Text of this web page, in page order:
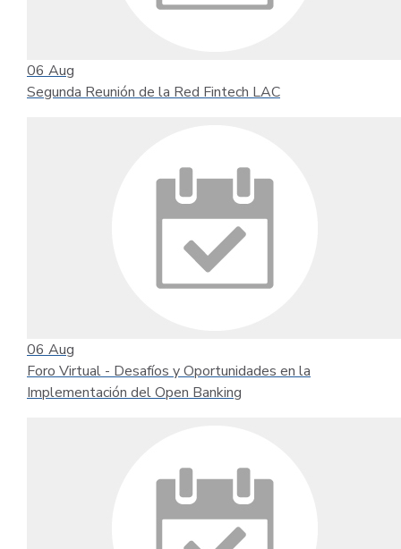
06 Aug
Segunda Reunión de la Red Fintech LAC
06 Aug
Foro Virtual - Desafíos y Oportunidades en la
Implementación del Open Banking